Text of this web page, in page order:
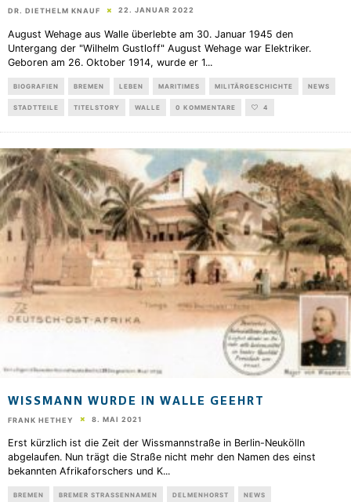
DR. DIETHELM KNAUF 22. JANUAR 2022
August Wehage aus Walle überlebte am 30. Januar 1945 den
Untergang der "Wilhelm Gustloff" August Wehage war Elektriker.
Geboren am 26. Oktober 1914, wurde er 1...
BIOGRAFIEN BREMEN LEBEN MARITIMES MILITÄRGESCHICHTE NEWS
STADTTEILE TITELSTORY WALLE 0 KOMMENTARE 4
WISSMANN WURDE IN WALLE GEEHRT
FRANK HETHEY 8. MAI 2021
Erst kürzlich ist die Zeit der Wissmannstraße in Berlin-Neukölln
abgelaufen. Nun trägt die Straße nicht mehr den Namen des einst
bekannten Afrikaforschers und K...
BREMEN BREMER STRASSENNAMEN DELMENHORST NEWS